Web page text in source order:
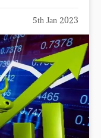
5th Jan 2023